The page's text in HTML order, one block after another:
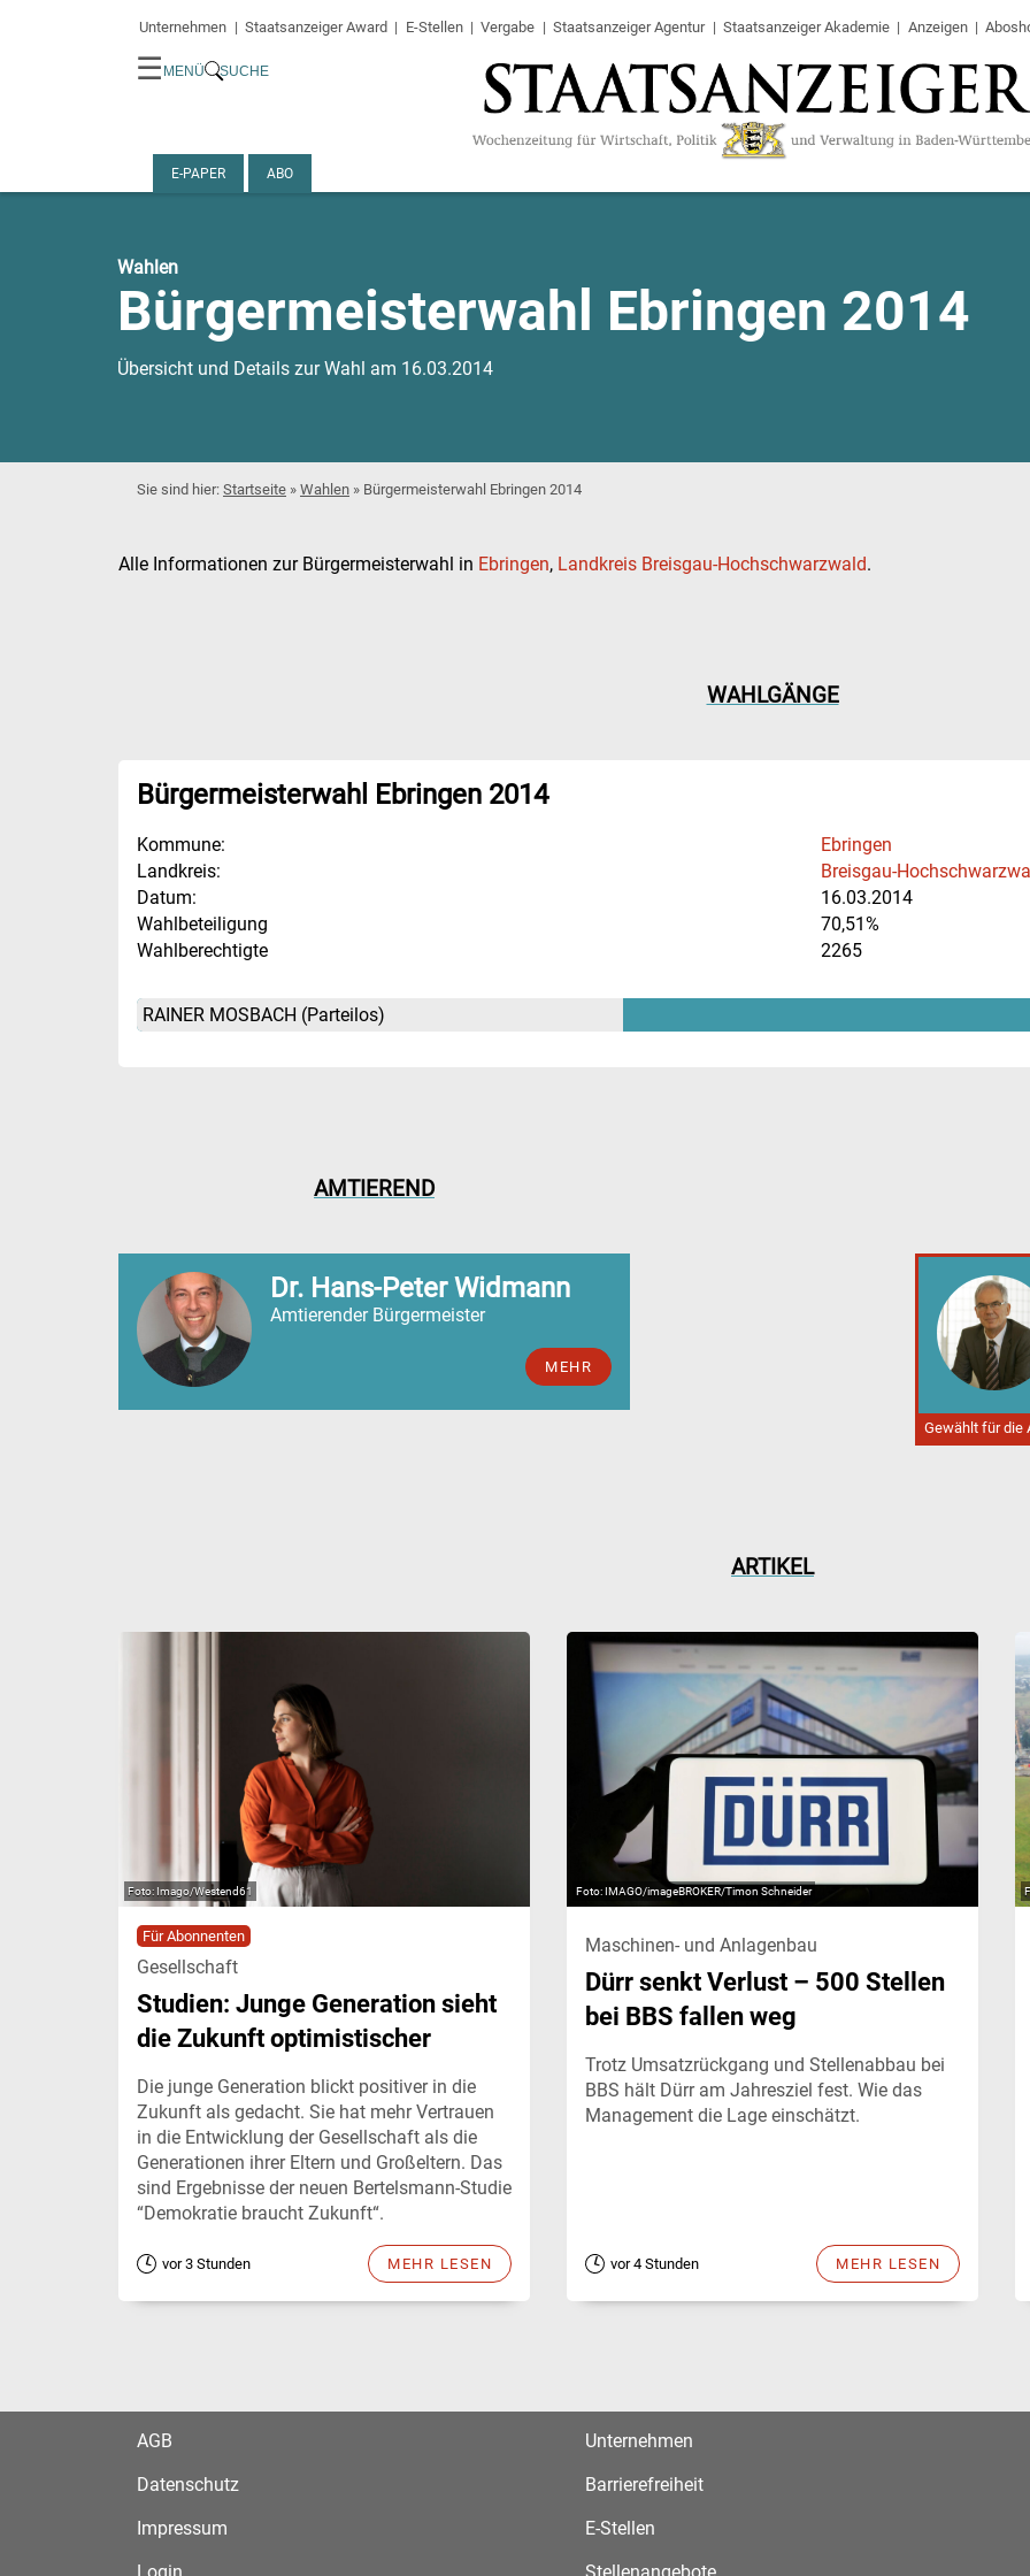
Unternehmen Staatsanzeiger Award E-Stellen Vergabe Staatsanzeiger Agentur Staatsanzeiger Akademie Anzeigen
☰ MENÜ SUCHE
E-PAPER ABO
Wahlen
Bürgermeisterwahl Ebringen 2014
Übersicht und Details zur Wahl am 16.03.2014
Startseite » Wahlen » Bürgermeisterwahl Ebringen 2014
Alle Informationen zur Bürgermeisterwahl in Ebringen, Landkreis Breisgau-Hochschwarzwald.
WAHLGÄNGE
Bürgermeisterwahl Ebringen 2014
Kommune:
Ebringen
Landkreis:
Breisgau-
Datum:
16.03.2014
Wahlbeteiligung
70,51%
Wahlberechtigte
2265
RAINER MOSBACH (Parteilos)
AMTIEREND
Dr. Hans-Peter Widmann
Amtierender Bürgermeister
MEHR
Gewählt für die
ARTIKEL
Imago/Westend61
Für Abonnenten
Gesellschaft
Studien: Junge Generation sieht
die Zukunft optimistischer
Die junge Generation blickt positiver in die
Zukunft als gedacht. Sie hat mehr Vertrauen
in die Entwicklung der Gesellschaft als die
Generationen ihrer Eltern und Großeltern. Das
sind Ergebnisse der neuen Bertelsmann-Studie
“Demokratie braucht Zukunft“.
vor 3 Stunden MEHR LESEN
IMAGO/imageBROKER/Timon Schneider
Maschinen- und Anlagenbau
Dürr senkt Verlust – 500 Stellen
bei BBS fallen weg
Trotz Umsatzrückgang und Stellenabbau bei
BBS hält Dürr am Jahresziel fest. Wie das
Management die Lage einschätzt.
vor 4 Stunden MEHR LESEN
AGB
Datenschutz
Impressum
Unternehmen
Barrierefreiheit
E-Stellen